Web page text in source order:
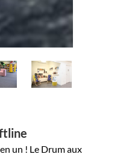
un ! Le Drum aux